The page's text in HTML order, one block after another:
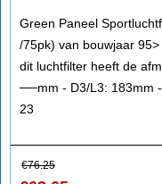
Green Paneel
/75pk) van bouwjaar 95>
dit luchtfilter heeft de
──mm - D3/L3: 183mm
23
€76.25